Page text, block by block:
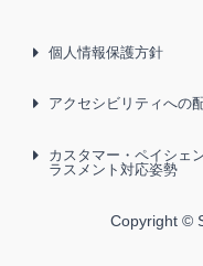
個人情報保護方針
アクセシビリティへの
カスタマー・ペイシェ
ラスメント対応姿勢
Copyright ©